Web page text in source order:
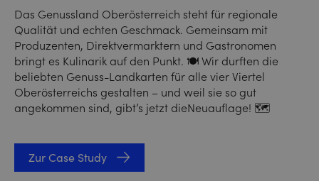
Das Genussland Oberösterreich steht für regionale
Qualität und echten Geschmack. Gemeinsam mit
Produzenten, Direktvermarktern und Gastronomen
bringt es Kulinarik auf den Punkt. 🍽️ Wir durften die
beliebten Genuss-Landkarten für alle vier Viertel
Oberösterreichs gestalten – und weil sie so gut
angekommen sind, gibt’s jetzt dieNeuauflage! 🗺️
Zur Case Study